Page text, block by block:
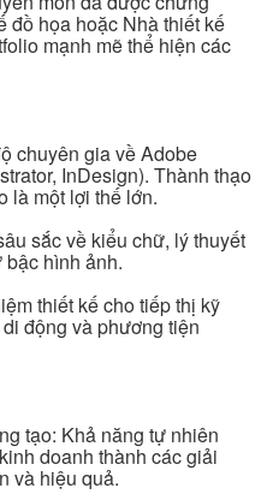
đồ họa hoặc Nhà thiết kế
mạnh mẽ thể hiện các
chuyên gia về Adobe
InDesign). Thành thạo
là một lợi thế lớn.
sắc về kiểu chữ, lý thuyết
bậc hình ảnh.
thiết kế cho tiếp thị kỹ
động và phương tiện
tạo: Khả năng tự nhiên
doanh thành các giải
và hiệu quả.